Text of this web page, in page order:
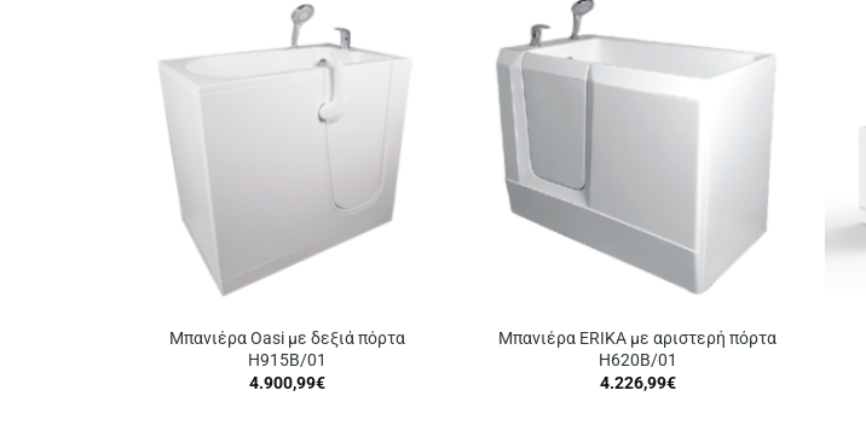
Μπανιέρα Oasi με δεξιά πόρτα
H915B/01
4.900,99€
Μπανιέρα ERIKA με αριστερή πόρτα
H620B/01
4.226,99€